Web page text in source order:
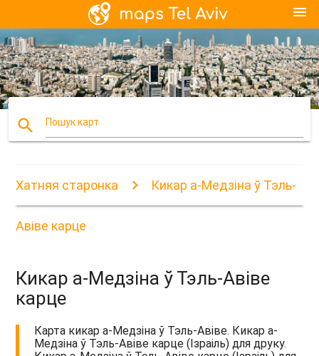
menu
search Пошук карт
Хатняя старонка Кикар а-Медзіна ў Тэль-
Авіве карце
Кикар а-Медзіна ў Тэль-Авіве
карце
Карта кикар а-Медзіна ў Тэль-Авіве. Кикар а-
Медзіна ў Тэль-Авіве карце (Ізраіль) для друку.